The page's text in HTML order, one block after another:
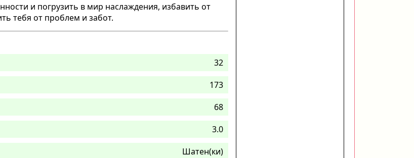
и погрузить в мир наслаждения, избавить от
тебя от проблем и забот.
32
173
68
3.0
Шатен(ки)